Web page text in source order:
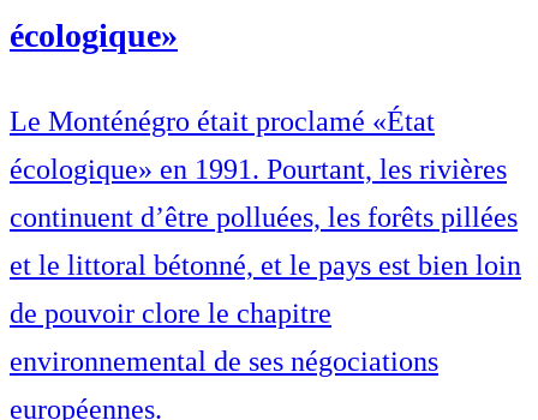
écologique»
Le Monténégro était proclamé «État
écologique» en 1991. Pourtant, les rivières
continuent d’être polluées, les forêts pillées
et le littoral bétonné, et le pays est bien loin
de pouvoir clore le chapitre
environnemental de ses négociations
européennes.